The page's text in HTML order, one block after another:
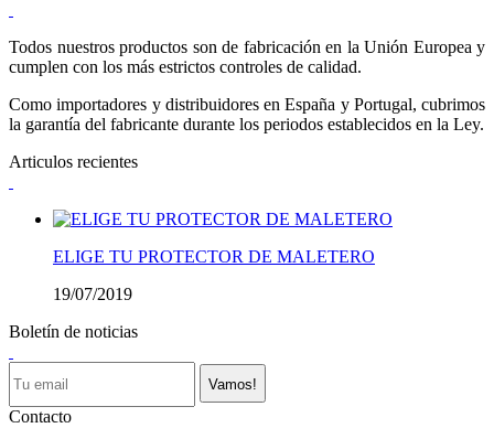
Todos nuestros productos son de fabricación en la Unión Europea y
cumplen con los más estrictos controles de calidad.
Como importadores y distribuidores en España y Portugal, cubrimos
la garantía del fabricante durante los periodos establecidos en la Ley.
Articulos recientes
ELIGE TU PROTECTOR DE MALETERO
19/07/2019
Boletín de noticias
Vamos!
Contacto